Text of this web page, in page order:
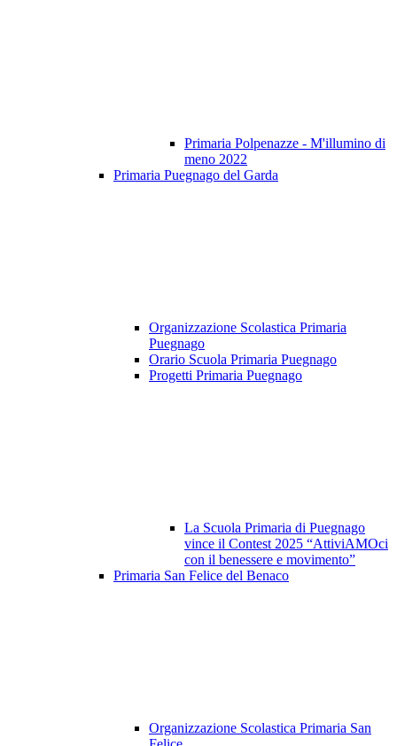
Primaria Polpenazze - M'illumino di
meno 2022
Primaria Puegnago del Garda
Organizzazione Scolastica Primaria
Puegnago
Orario Scuola Primaria Puegnago
Progetti Primaria Puegnago
La Scuola Primaria di Puegnago
vince il Contest 2025 “AttiviAMOci
con il benessere e movimento”
Primaria San Felice del Benaco
Organizzazione Scolastica Primaria San